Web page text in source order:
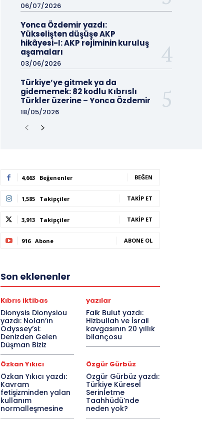
06/07/2026
Yonca Özdemir yazdı:
Yükselişten düşüşe AKP
hikâyesi-I: AKP rejiminin kuruluş
aşamaları
03/06/2026
Türkiye’ye gitmek ya da
gidememek: 82 kodlu Kıbrıslı
Türkler üzerine – Yonca Özdemir
18/05/2026
4,663 Beğenenler BEĞEN
1,585 Takipçiler TAKIP ET
3,913 Takipçiler TAKIP ET
916 Abone ABONE OL
Son eklenenler
Kıbrıs iktibas
Dionysis Dionysiou
yazdı: Nolan’ın
Odyssey’si:
Denizden Gelen
Düşman Biziz
yazılar
Faik Bulut yazdı:
Hizbullah ve İsrail
kavgasının 20 yıllık
bilançosu
Özkan Yıkıcı
Özkan Yıkıcı yazdı:
Kavram
fetişizminden yalan
kullanım
normalleşmesine
Özgür Gürbüz
Özgür Gürbüz yazdı:
Türkiye Küresel
Serinletme
Taahhüdü’nde
neden yok?